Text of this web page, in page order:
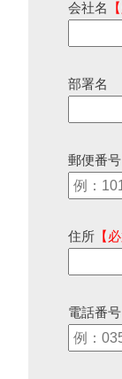
会社名
部署名
郵便番号
住所 【
電話番号